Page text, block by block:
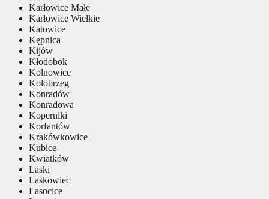
Karłowice Małe
Karłowice Wielkie
Katowice
Kępnica
Kijów
Kłodobok
Kolnowice
Kołobrzeg
Konradów
Konradowa
Koperniki
Korfantów
Krakówkowice
Kubice
Kwiatków
Laski
Laskowiec
Lasocice